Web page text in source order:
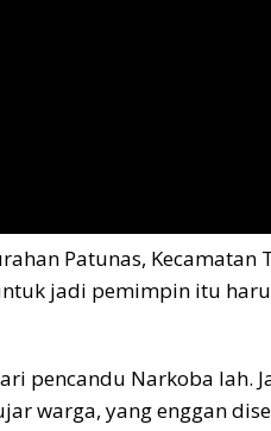
Patunas, Kecamatan
jadi pemimpin itu
pencandu Narkoba lah.
warga, yang enggan